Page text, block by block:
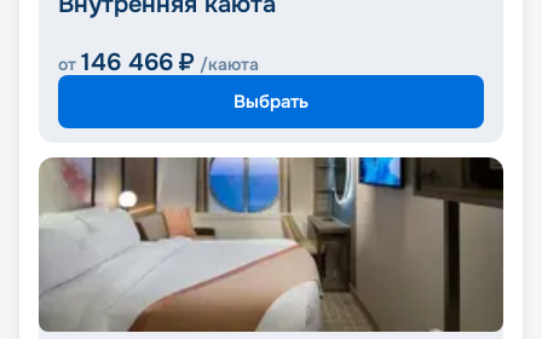
от 146 466 ₽ /каюта
Выбрать